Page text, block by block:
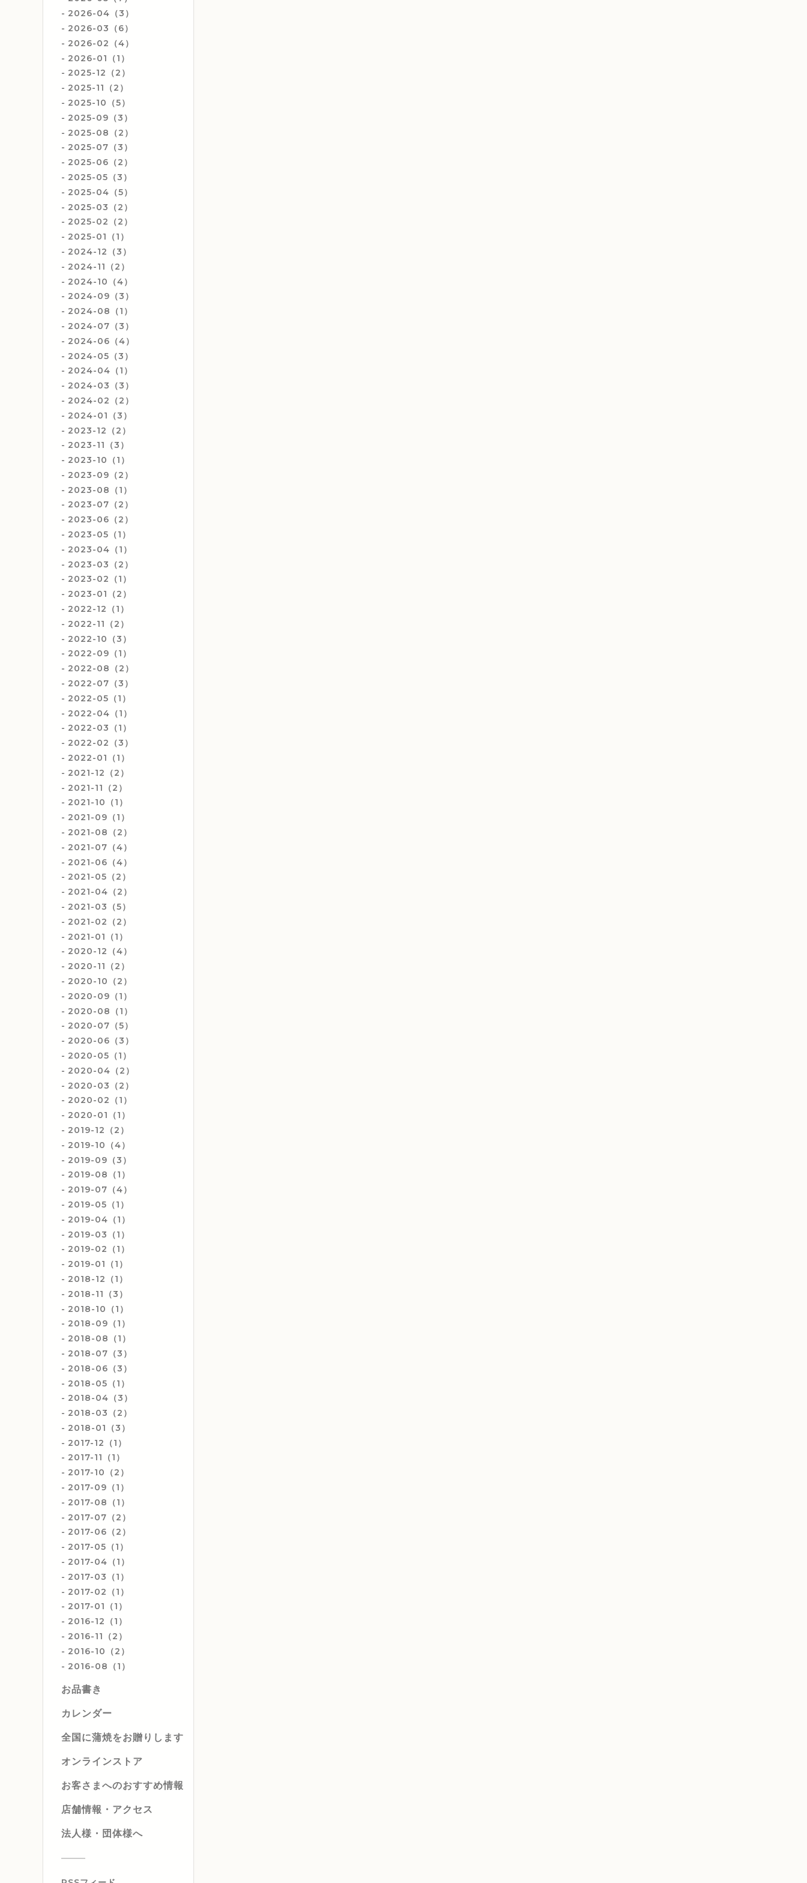
2026-04（3）
2026-03（6）
2026-02（4）
2026-01（1）
2025-12（2）
2025-11（2）
2025-10（5）
2025-09（3）
2025-08（2）
2025-07（3）
2025-06（2）
2025-05（3）
2025-04（5）
2025-03（2）
2025-02（2）
2025-01（1）
2024-12（3）
2024-11（2）
2024-10（4）
2024-09（3）
2024-08（1）
2024-07（3）
2024-06（4）
2024-05（3）
2024-04（1）
2024-03（3）
2024-02（2）
2024-01（3）
2023-12（2）
2023-11（3）
2023-10（1）
2023-09（2）
2023-08（1）
2023-07（2）
2023-06（2）
2023-05（1）
2023-04（1）
2023-03（2）
2023-02（1）
2023-01（2）
2022-12（1）
2022-11（2）
2022-10（3）
2022-09（1）
2022-08（2）
2022-07（3）
2022-05（1）
2022-04（1）
2022-03（1）
2022-02（3）
2022-01（1）
2021-12（2）
2021-11（2）
2021-10（1）
2021-09（1）
2021-08（2）
2021-07（4）
2021-06（4）
2021-05（2）
2021-04（2）
2021-03（5）
2021-02（2）
2021-01（1）
2020-12（4）
2020-11（2）
2020-10（2）
2020-09（1）
2020-08（1）
2020-07（5）
2020-06（3）
2020-05（1）
2020-04（2）
2020-03（2）
2020-02（1）
2020-01（1）
2019-12（2）
2019-10（4）
2019-09（3）
2019-08（1）
2019-07（4）
2019-05（1）
2019-04（1）
2019-03（1）
2019-02（1）
2019-01（1）
2018-12（1）
2018-11（3）
2018-10（1）
2018-09（1）
2018-08（1）
2018-07（3）
2018-06（3）
2018-05（1）
2018-04（3）
2018-03（2）
2018-01（3）
2017-12（1）
2017-11（1）
2017-10（2）
2017-09（1）
2017-08（1）
2017-07（2）
2017-06（2）
2017-05（1）
2017-04（1）
2017-03（1）
2017-02（1）
2017-01（1）
2016-12（1）
2016-11（2）
2016-10（2）
2016-08（1）
お品書き
カレンダー
全国に蒲焼をお贈りします
オンラインストア
お客さまへのおすすめ情報
店舗情報・アクセス
法人様・団体様へ